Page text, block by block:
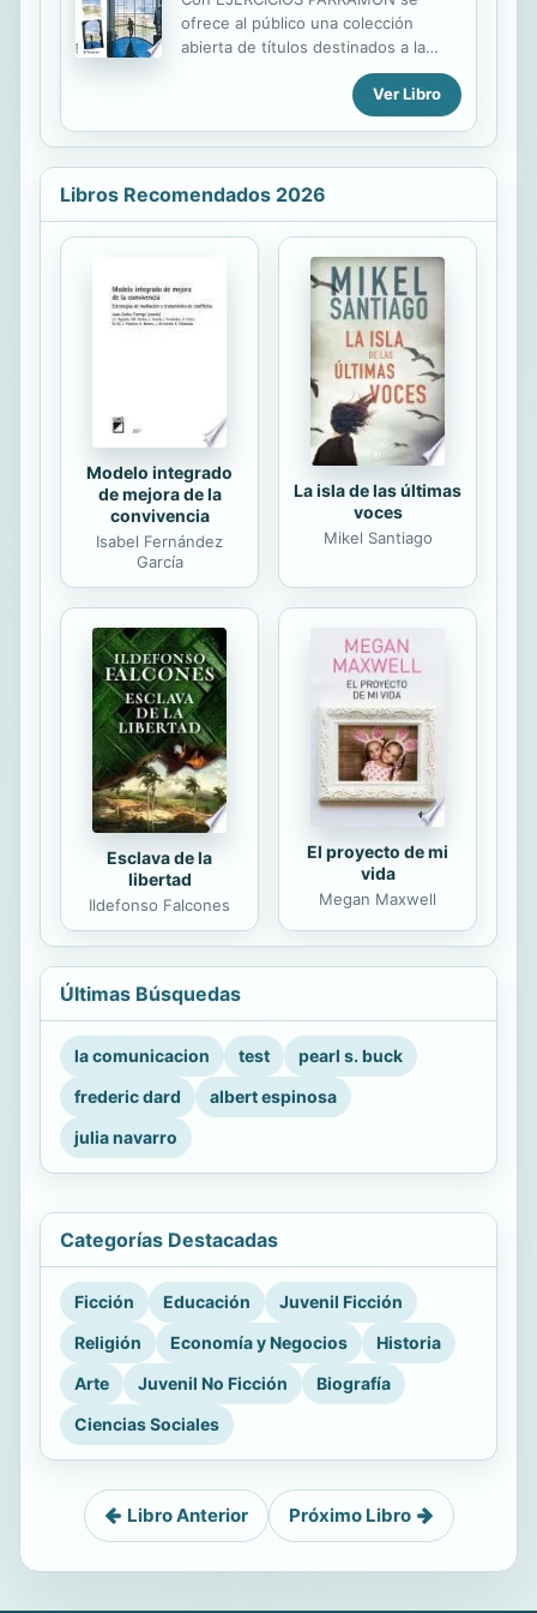
ofrece al público una colección
abierta de títulos destinados a la
práctica del dibujo y la pintura. Cada
volumen se dedica a un tema
(paisaje, bodegón, figura, etc.) o a
una técnica (óleo, acuarela, pastel,
etc.), y presenta un conjunto de
ejercicios variados, desarrollados por
modelo para pintar, una introducción
a cada ejercicio, un cuadro de los
distintos materiales que se necesitan
para su desarrollo y una secuencia
de fotografías comentadas de todo
el proceso constituyen el esquema
de cada motivo propuesto. Una...
Ver Libro
Libros Recomendados 2026
Modelo integrado
de mejora de la
convivencia
Isabel Fernández
García
La isla de las últimas
voces
Mikel Santiago
Esclava de la
libertad
Ildefonso Falcones
El proyecto de mi
vida
Megan Maxwell
Últimas Búsquedas
la comunicacion test
pearl s. buck
frederic dard
albert espinosa
julia navarro
Categorías Destacadas
Ficción Educación
Juvenil Ficción
Religión
Economía y Negocios
Historia
Arte
Juvenil No Ficción
Biografía
Ciencias Sociales
Libro Anterior Próximo Libro